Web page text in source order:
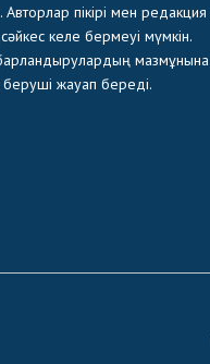
пікірі мен редакция
келе бермеуі мүмкін.
мазмұнына
жауап береді.